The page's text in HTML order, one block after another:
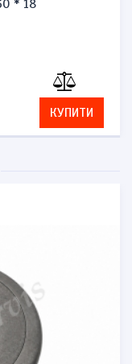
* 18
КУПИТИ